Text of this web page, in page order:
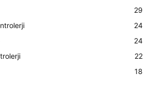
29
24
24
22
18